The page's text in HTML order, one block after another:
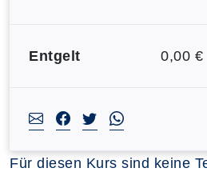
Entgelt 0,00 €
Für diesen Kurs sind keine